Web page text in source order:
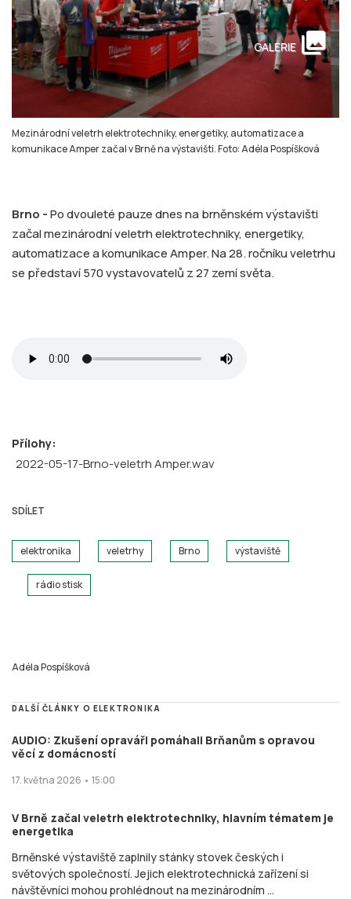
Mezinárodní veletrh elektrotechniky, energetiky, automatizace a
komunikace Amper začal v Brně na výstavišti. Foto: Adéla Pospíšková
GALERIE collections
Brno -Po dvouleté pauze dnes na brněnském výstavišti
začal mezinárodní veletrh elektrotechniky, energetiky,
automatizace a komunikace Amper. Na 28. ročníku veletrhu
se představí 570 vystavovatelů z 27 zemí světa.
Přílohy:
2022-05-17-Brno-veletrh Amper.wav
SDÍLET
elektronika veletrhy Brno výstaviště
rádio stisk
Adéla Pospíšková
DALŠÍ ČLÁNKY O ELEKTRONIKA
AUDIO: Zkušení opraváři pomáhali Brňanům s opravou
věcí z domácností
17. května 2026 • 15:00
V Brně začal veletrh elektrotechniky, hlavním tématem je
energetika
Brněnské výstaviště zaplnily stánky stovek českých i
světových společností. Jejich elektrotechnická zařízení si
návštěvníci mohou prohlédnout na mezinárodním ...